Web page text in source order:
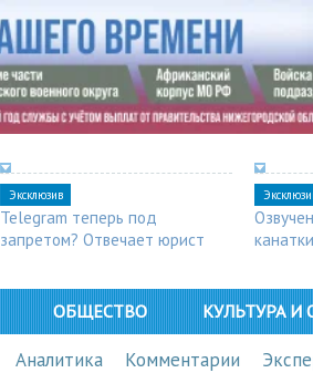
Эксклюзив
Telegram теперь под
запретом? Отвечает юрист
ОБЩЕСТВО КУЛЬТУРА И
Аналитика Комментарии